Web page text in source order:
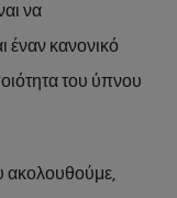
να
έναν κανονικό
του ύπνου
ακολουθούμε,